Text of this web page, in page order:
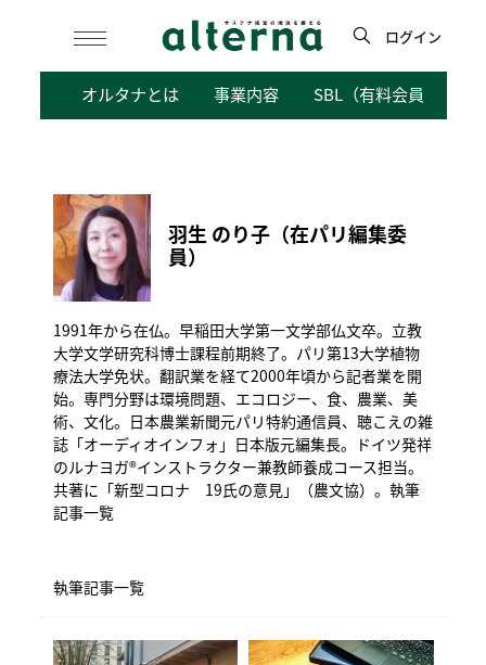
検
ログイン
オルタナとは 事業内容 SBL（有料会員向けサ
羽生 のり子（在パリ編集委
員）
1991年から在仏。早稲田大学第一文学部仏文卒。立教
大学文学研究科博士課程前期終了。パリ第13大学植物
療法大学免状。翻訳業を経て2000年頃から記者業を開
始。専門分野は環境問題、エコロジー、食、農業、美
術、文化。日本農業新聞元パリ特約通信員、聴こえの雑
誌「オーディオインフォ」日本版元編集長。ドイツ発祥
のルナヨガ®インストラクター兼教師養成コース担当。
共著に「新型コロナ 19氏の意見」（農文協）。 執筆
記事一覧
執筆記事一覧